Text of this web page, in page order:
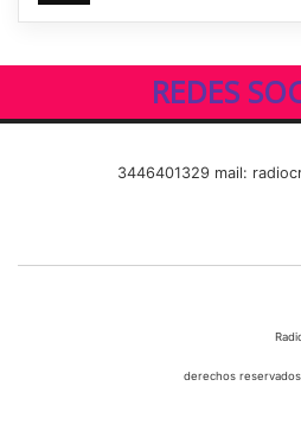
REDES
3446401329 mail:
derechos